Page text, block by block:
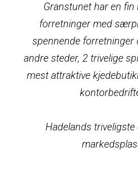
Granstunet har en fin
forretninger med
spennende forretninger
andre steder, 2 trivelige
mest attraktive
Hadelands